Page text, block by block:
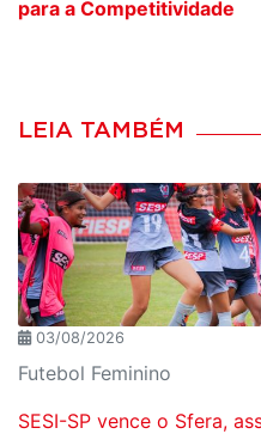
para a Competitividade
LEIA TAMBÉM
03/08/2026
Futebol Feminino
SESI-SP vence o Sfera,